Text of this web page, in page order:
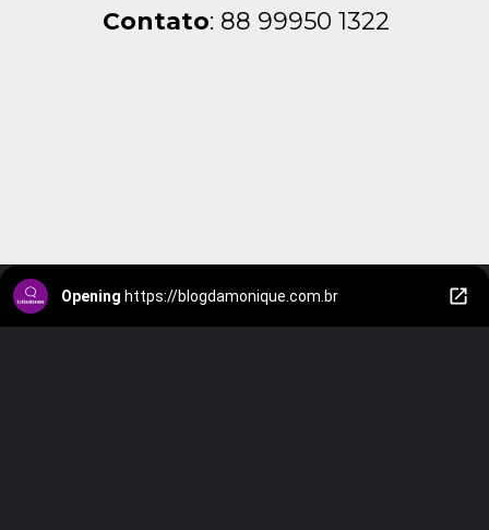
Contato: 88 99950 1322
Opening https://blogdamonique.com.br